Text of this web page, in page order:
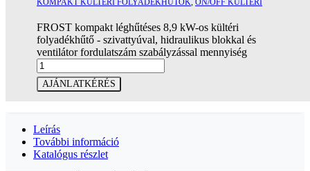
KOMPAKT KÜLTÉRI FOLYADÉKHŰTŐK, ON/OFF KÜLTÉRI
FROST kompakt léghűtéses 8,9 kW-os kültéri
folyadékhűtő - szivattyúval, hidraulikus blokkal és
ventilátor fordulatszám szabályzással mennyiség
AJÁNLATKÉRÉS
Leírás
További információ
Katalógus részlet